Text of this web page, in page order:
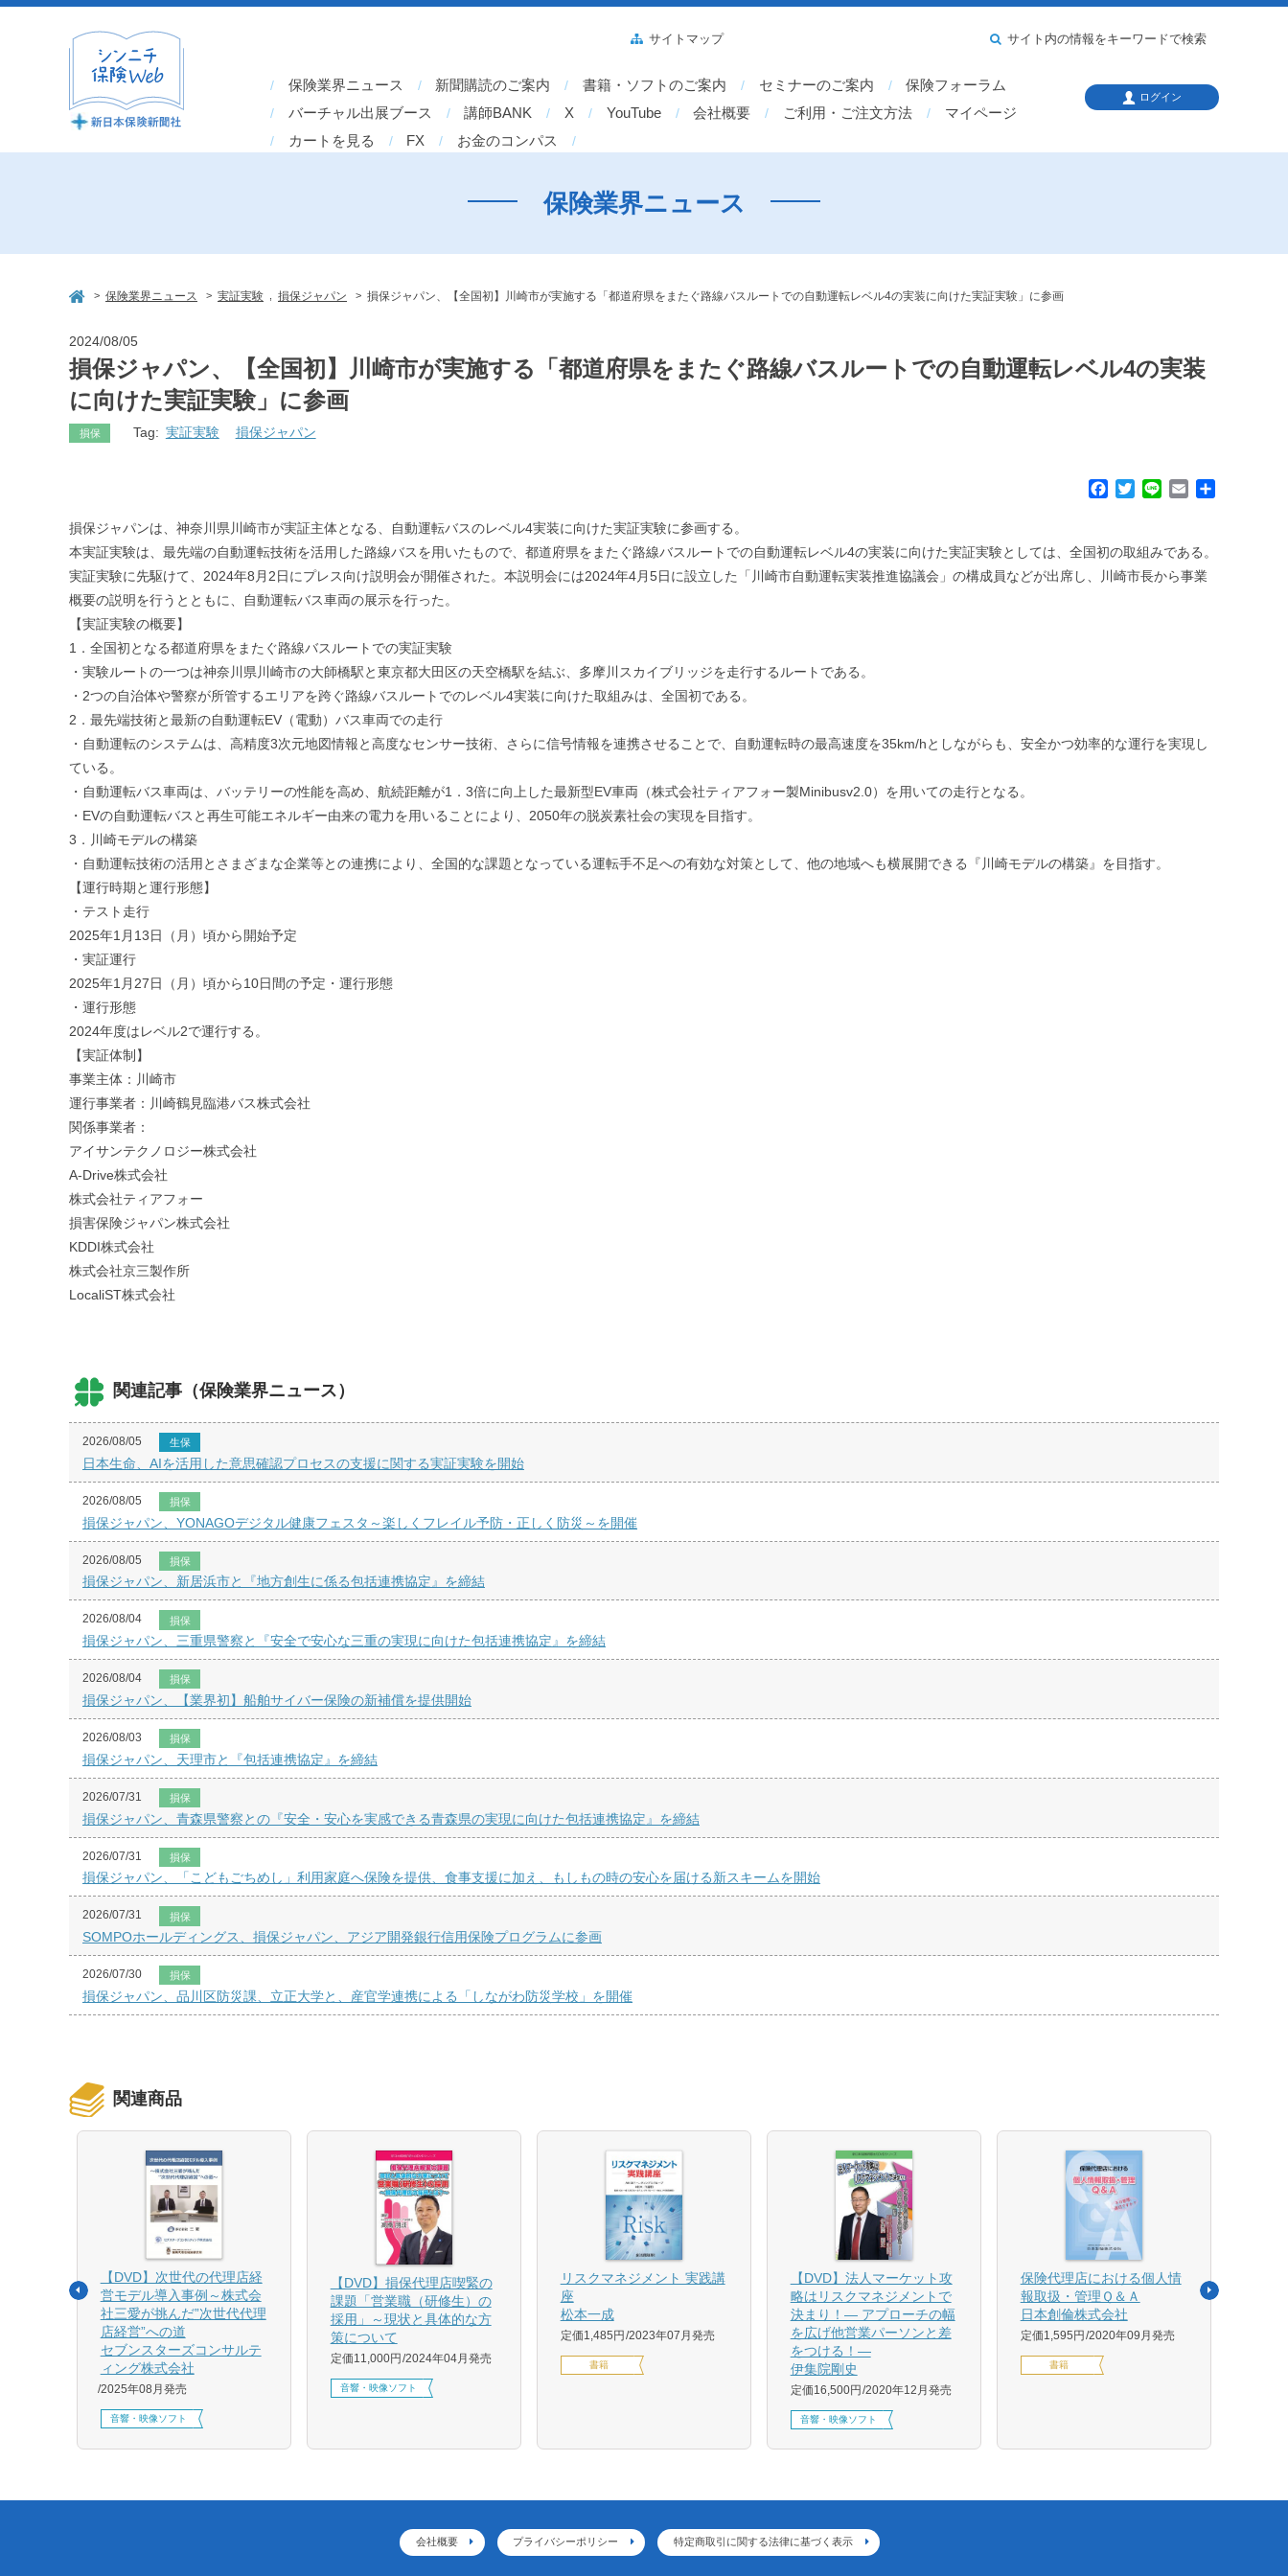
保険業界ニュース 新聞購読のご案内 書籍・ソフトのご案内 セミナーのご案内
保険フォーラム
バーチャル出展ブース
講師BANK X YouTube 会社概要 ご利用・ご注文方法
マイページ
カートを見る
FX お金のコンパス
サイトマップ サイト内の情報をキーワードで検索
ログイン
保険業界ニュース
> 保険業界ニュース > 実証実験 損保ジャパン > 損保ジャパン、【全国初】川崎市が実施する「都道府県をまたぐ路線バスルートでの自動運転レベル4の実装に向けた実証実験」に参画
2024/08/05
損保ジャパン、【全国初】川崎市が実施する「都道府県をまたぐ路線バスルートでの自動運転レベル4の実装
に向けた実証実験」に参画
損保 Tag: 実証実験 損保ジャパン
e
o
t
e
e
損保ジャパンは、神奈川県川崎市が実証主体となる、自動運転バスのレベル4実装に向けた実証実験に参画する。
本実証実験は、最先端の自動運転技術を活用した路線バスを用いたもので、都道府県をまたぐ路線バスルートでの自動運転レベル4の実装に向けた実証実験としては、全国初の取組みである。
実証実験に先駆けて、2024年8月2日にプレス向け説明会が開催された。本説明会には2024年4月5日に設立した「川崎市自動運転実装推進協議会」の構成員などが出席し、川崎市長から事業
概要の説明を行うとともに、自動運転バス車両の展示を行った。
【実証実験の概要】
1．全国初となる都道府県をまたぐ路線バスルートでの実証実験
・実験ルートの一つは神奈川県川崎市の大師橋駅と東京都大田区の天空橋駅を結ぶ、多摩川スカイブリッジを走行するルートである。
・2つの自治体や警察が所管するエリアを跨ぐ路線バスルートでのレベル4実装に向けた取組みは、全国初である。
2．最先端技術と最新の自動運転EV（電動）バス車両での走行
・自動運転のシステムは、高精度3次元地図情報と高度なセンサー技術、さらに信号情報を連携させることで、自動運転時の最高速度を35km/hとしながらも、安全かつ効率的な運行を実現し
ている。
・自動運転バス車両は、バッテリーの性能を高め、航続距離が1．3倍に向上した最新型EV車両（株式会社ティアフォー製Minibusv2.0）を用いての走行となる。
・EVの自動運転バスと再生可能エネルギー由来の電力を用いることにより、2050年の脱炭素社会の実現を目指す。
3．川崎モデルの構築
・自動運転技術の活用とさまざまな企業等との連携により、全国的な課題となっている運転手不足への有効な対策として、他の地域へも横展開できる『川崎モデルの構築』を目指す。
【運行時期と運行形態】
・テスト走行
2025年1月13日（月）頃から開始予定
・実証運行
2025年1月27日（月）頃から10日間の予定・運行形態
・運行形態
2024年度はレベル2で運行する。
【実証体制】
事業主体：川崎市
運行事業者：川崎鶴見臨港バス株式会社
関係事業者：
アイサンテクノロジー株式会社
A-Drive株式会社
株式会社ティアフォー
損害保険ジャパン株式会社
KDDI株式会社
株式会社京三製作所
LocaliST株式会社
関連記事（保険業界ニュース）
2026/08/05 生保
日本生命、AIを活用した意思確認プロセスの支援に関する実証実験を開始
2026/08/05 損保
損保ジャパン、YONAGOデジタル健康フェスタ～楽しくフレイル予防・正しく防災～を開催
2026/08/05 損保
損保ジャパン、新居浜市と『地方創生に係る包括連携協定』を締結
2026/08/04 損保
損保ジャパン、三重県警察と『安全で安心な三重の実現に向けた包括連携協定』を締結
2026/08/04 損保
損保ジャパン、【業界初】船舶サイバー保険の新補償を提供開始
2026/08/03 損保
損保ジャパン、天理市と『包括連携協定』を締結
2026/07/31 損保
損保ジャパン、青森県警察との『安全・安心を実感できる青森県の実現に向けた包括連携協定』を締結
2026/07/31 損保
損保ジャパン、「こどもごちめし」利用家庭へ保険を提供、食事支援に加え、もしもの時の安心を届ける新スキームを開始
2026/07/31 損保
SOMPOホールディングス、損保ジャパン、アジア開発銀行信用保険プログラムに参画
2026/07/30 損保
損保ジャパン、品川区防災課、立正大学と、産官学連携による「しながわ防災学校」を開催
関連商品
【DVD】次世代の代理店経
営モデル導入事例～株式会
社三愛が挑んだ”次世代代理
店経営”への道
セブンスターズコンサルテ
ィング株式会社
2025年08月発売
音響・映像ソフト
【DVD】損保代理店喫緊の
課題「営業職（研修生）の
採用」～現状と具体的な方
策について
定価11,000円 2024年04月発売
音響・映像ソフト
リスクマネジメント 実践講
座
松本一成
定価1,485円 2023年07月発売
書籍
【DVD】法人マーケット攻
略はリスクマネジメントで
決まり！― アプローチの幅
を広げ他営業パーソンと差
をつける！―
伊集院剛史
定価16,500円 2020年12月発売
音響・映像ソフト
保険代理店における個人情
報取扱・管理Ｑ＆Ａ
日本創倫株式会社
定価1,595円 2020年09月発売
書籍
会社概要 プライバシーポリシー 特定商取引に関する法律に基づく表示